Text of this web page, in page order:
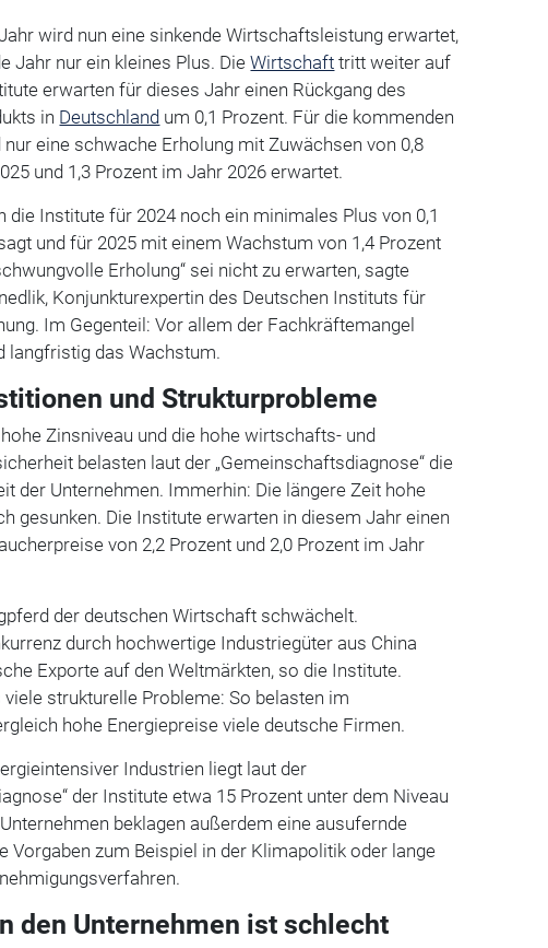
wird nun eine sinkende Wirtschaftsleistung erwartet,
Jahr nur ein kleines Plus. DieWirtschaft tritt weiter auf
erwarten für dieses Jahr einen Rückgang des
in Deutschland um 0,1 Prozent. Für die kommenden
eine schwache Erholung mit Zuwächsen von 0,8
und 1,3 Prozent im Jahr 2026 erwartet.
die Institute für 2024 noch ein minimales Plus von 0,1
und für 2025 mit einem Wachstum von 1,4 Prozent
Erholung“ sei nicht zu erwarten, sagte
Konjunkturexpertin des Deutschen Instituts für
Im Gegenteil: Vor allem der Fachkräftemangel
langfristig das Wachstum.
und Strukturprobleme
Zinsniveau und die hohe wirtschafts- und
belasten laut der „Gemeinschaftsdiagnose“ die
der Unternehmen. Immerhin: Die längere Zeit hohe
gesunken. Die Institute erwarten in diesem Jahr einen
von 2,2 Prozent und 2,0 Prozent im Jahr
der deutschen Wirtschaft schwächelt.
durch hochwertige Industriegüter aus China
Exporte auf den Weltmärkten, so die Institute.
strukturelle Probleme: So belasten im
hohe Energiepreise viele deutsche Firmen.
Industrien liegt laut der
der Institute etwa 15 Prozent unter dem Niveau
beklagen außerdem eine ausufernde
Vorgaben zum Beispiel in der Klimapolitik oder lange
den Unternehmen ist schlecht